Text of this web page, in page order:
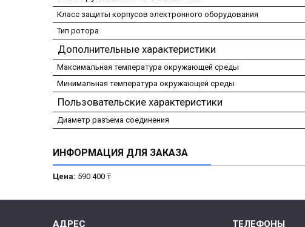
Класс защиты корпусов электронного оборудования
Тип ротора
Дополнительные характеристики
Максимальная температура окружающей среды
Минимальная температура окружающей среды
Пользовательские характеристики
Диаметр разъема соединения
ИНФОРМАЦИЯ ДЛЯ ЗАКАЗА
Цена: 590 400 ₸